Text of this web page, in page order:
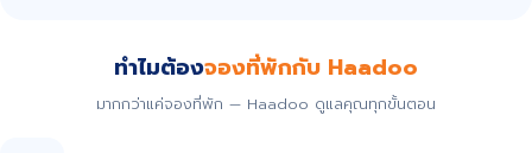
ทำไมต้องจองที่พักกับ Haadoo
มากกว่าแค่จองที่พัก — Haadoo ดูแลคุณทุกขั้นตอน